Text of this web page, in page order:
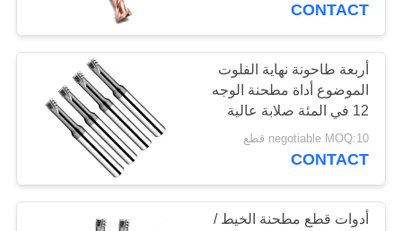
CONTACT
أربعة طاحونة نهاية الفلوت
الموضوع أداة مطحنة الوجه
12 في المئة صلابة عالية
negotiable MOQ:10 قطع
CONTACT
أدوات قطع مطحنة الخيط /